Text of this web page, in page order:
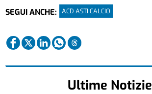
SEGUI ANCHE:
ACD ASTI CALCIO
Ultime Notizie